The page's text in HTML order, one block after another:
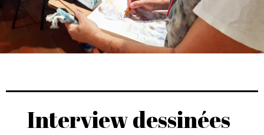
Interview dessinées